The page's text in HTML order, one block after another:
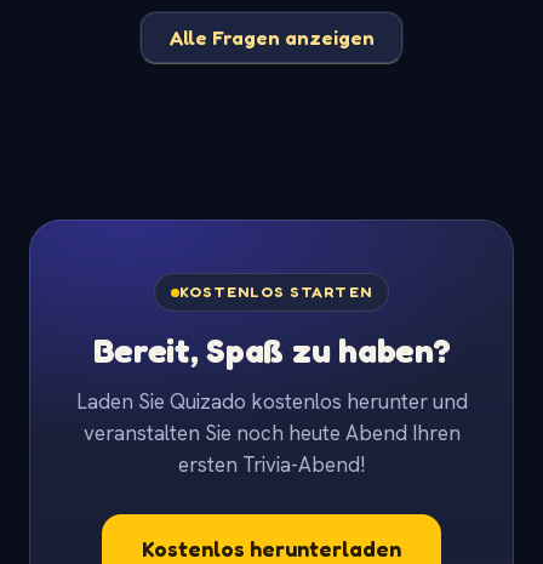
Alle Fragen anzeigen
KOSTENLOS STARTEN
Bereit, Spaß zu haben?
Laden Sie Quizado kostenlos herunter und
veranstalten Sie noch heute Abend Ihren
ersten Trivia-Abend!
Kostenlos herunterladen